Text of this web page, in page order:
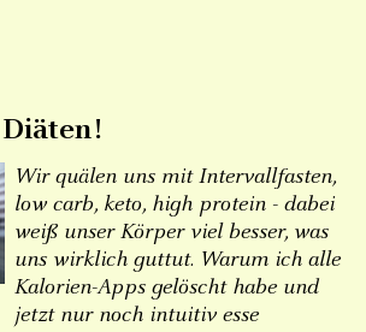
Wir quälen uns mit Intervallfasten,
low carb, keto, high protein - dabei
weiß unser Körper viel besser, was
uns wirklich guttut. Warum ich alle
Kalorien-Apps gelöscht habe und
jetzt nur noch intuitiv esse